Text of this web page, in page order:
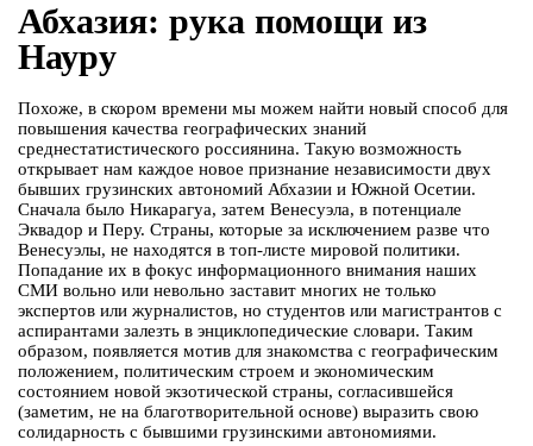
Абхазия: рука помощи из
Науру
Похоже, в скором времени мы можем найти новый способ для
повышения качества географических знаний
среднестатистического россиянина. Такую возможность
открывает нам каждое новое признание независимости двух
бывших грузинских автономий Абхазии и Южной Осетии.
Сначала было Никарагуа, затем Венесуэла, в потенциале
Эквадор и Перу. Страны, которые за исключением разве что
Венесуэлы, не находятся в топ-листе мировой политики.
Попадание их в фокус информационного внимания наших
СМИ вольно или невольно заставит многих не только
экспертов или журналистов, но студентов или магистрантов с
аспирантами залезть в энциклопедические словари. Таким
образом, появляется мотив для знакомства с географическим
положением, политическим строем и экономическим
состоянием новой экзотической страны, согласившейся
(заметим, не на благотворительной основе) выразить свою
солидарность с бывшими грузинскими автономиями.